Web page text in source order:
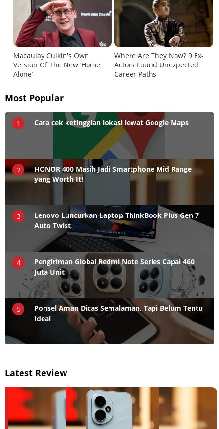
Most Popular
1 Cara cek ketinggian lokasi lewat Google Maps
2
HONOR 400 Masih Jadi Smartphone Mid Range
yang Worth It!
3
Lenovo Luncurkan Laptop ThinkBook Plus Gen 7
Auto Twist
4
Pengiriman Global Redmi Note Series Capai 460
Juta Unit
5
Ponsel Aman Dicas Semalaman, Tapi Belum Tentu
Ideal
Latest Review